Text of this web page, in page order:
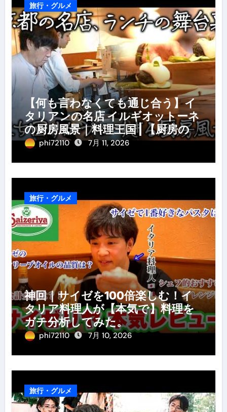
旅行・グルメ
【何も言わなくても通じ合う】イ
タリアンの名店 イルギオットーネ
の厨房風景｜料理王国 | 【厨房の世
界】【イタリアン】【営業風景】
phi72110 7月 11, 2026
旅行・グルメ
神回｜サイゼを100倍楽しむ！イ
タリア料理人が【本気で】料理を
ガチ分析してみた。
phi72110 7月 10, 2026
旅行・グルメ